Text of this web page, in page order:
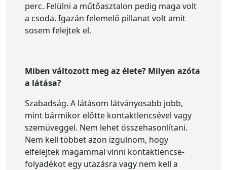
perc. Felülni a műtőasztalon pedig maga volt
a csoda. Igazán felemelő pillanat volt amit
sosem felejtek el.
Miben változott meg az élete? Milyen azóta
a látása?
Szabadság. A látásom látványosabb jobb,
mint bármikor előtte kontaktlencsével vagy
szemüveggel. Nem lehet összehasonlítani.
Nem kell többet azon izgulnom, hogy
elfelejtek magammal vinni kontaktlencse-
folyadékot egy utazásra vagy nem kell a